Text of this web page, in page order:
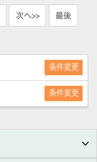
次へ>> 最後
条件変更
条件変更